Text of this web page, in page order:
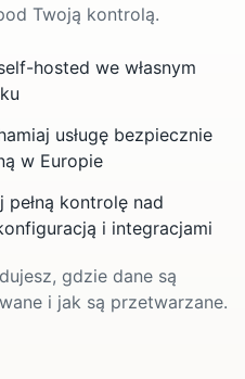
Twoją kontrolą.
hosted we własnym
usługę bezpiecznie
w Europie
pełną kontrolę nad
i integracjami
gdzie dane są
i jak są przetwarzane.